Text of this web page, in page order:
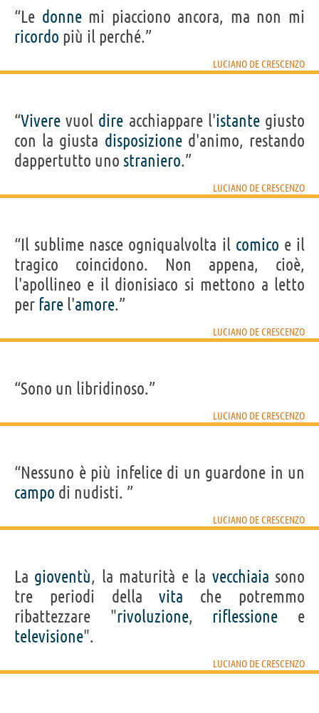
“Le donnemi piacciono ancora, ma non mi
ricordo più il perché.”
LUCIANO DE CRESCENZO
“Vivere vuol dire acchiappare l'istantegiusto
con la giusta disposizioned'animo, restando
dappertutto uno straniero.”
LUCIANO DE CRESCENZO
“Il sublime nasce ogniqualvolta il comico e il
tragico coincidono. Non appena, cioè,
l'apollineo e il dionisiaco si mettono a letto
per fare l'amore.”
LUCIANO DE CRESCENZO
“Sono un libridinoso.”
LUCIANO DE CRESCENZO
“Nessuno è più infelice di un guardone in un
campo di nudisti. ”
LUCIANO DE CRESCENZO
La gioventù, la maturità e la vecchiaia sono
tre periodi dellavita che potremmo
ribattezzare "rivoluzione, riflessione e
televisione".
LUCIANO DE CRESCENZO